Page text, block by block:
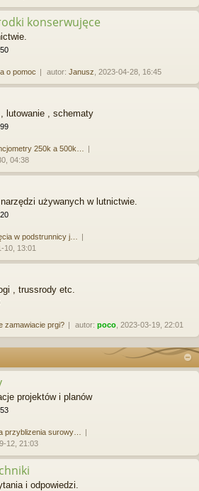
konserwujęce
o pomoc autor: Janusz , 2023-04-28, 16:45
lutowanie , schematy
250k a 500k…
04:38
używanych w lutnictwie.
w podstrunnicy j…
10, 13:01
, trussrody etc.
zamawiacie prgi? autor: poco , 2023-03-19, 22:01
projektów i planów
przyblizenia surowy…
12, 21:03
i odpowiedzi.